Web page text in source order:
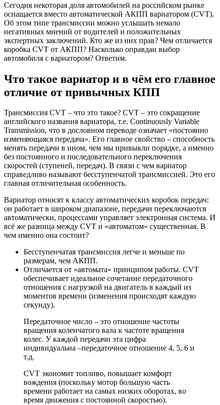
Сегодня некоторая доля автомобилей на российском рынке
оснащается вместо автоматической АКПП вариатором (CVT).
Об этом типе трансмиссии можно услышать немало
негативных мнений от водителей и положительных
экспертных заключений. Кто же из них прав? Чем отличается
коробка CVT от АКПП? Насколько оправдан выбор
автомобиля с вариатором? Ответим.
Что такое вариатор и в чём его главное
отличие от привычных КПП
Трансмиссия CVT – что это такое? CVT – это сокращение
английского названия вариатора, т.е. Continuously Variable
Transmission, что в дословном переводе означает «постоянно
изменяющаяся передача». Его главное свойство – способность
менять передачи в ином, чем мы привыкли порядке, а именно
без постоянного и последовательного переключения
скоростей (ступеней, передач). В связи с чем вариатор
справедливо называют бесступенчатой трансмиссией. Это его
главная отличительная особенность.
Вариатор относят к классу автоматических коробок передач:
он работает в широком диапазоне, передачи переключаются
автоматически, процессами управляет электронная система. И
всё же разница между CVT и «автоматом» существенная. В
чем именно она состоит?
Бесступенчатая трансмиссия легче и меньше по
размерам, чем АКПП.
Отличается от «автомата» принципом работы. CVT
обеспечивает идеальное сочетание передаточного
отношения с нагрузкой на двигатель в каждый из
моментов времени (изменения происходят каждую
секунду).
Передаточное число – это отношение частоты
вращения коленчатого вала к частоте вращения
колес. У каждой передачи эта цифра
индивидуальна –передаточное отношение 4, 5, 6 и
т.д.
CVT экономит топливо, повышает комфорт
вождения (поскольку мотор большую часть
времени работает на самых низких оборотах, во
время движения с постоянной скоростью).